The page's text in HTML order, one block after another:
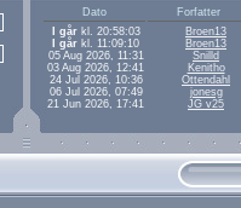
Dato
Forfatter
I gårkl. 20:58:03
Broen13
I går kl. 11:09:10
Broen13
05 Aug 2026, 11:31
Snilld
03 Aug 2026, 12:41
Kenitho
24 Jul 2026, 10:36
Ottendahl
06 Jul 2026, 07:49
jonesg
21 Jun 2026, 17:41
JG v25